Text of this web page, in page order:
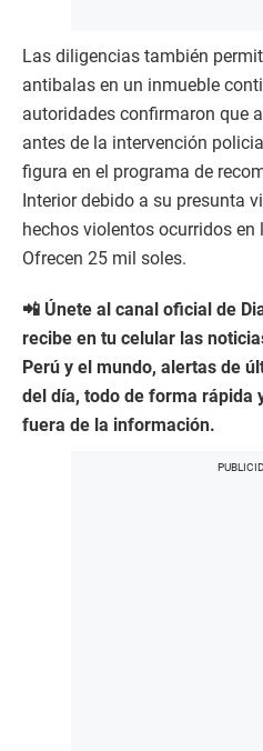
Las diligencias también
antibalas en un inmueble
autoridades confirmaron que
antes de la intervención
figura en el programa de
Interior debido a su presunta
hechos violentos ocurridos en
Ofrecen 25 mil soles.
📲 Únete al canal oficial de
recibe en tu celular las
Perú y el mundo, alertas de
del día, todo de forma rápida
fuera de la información.